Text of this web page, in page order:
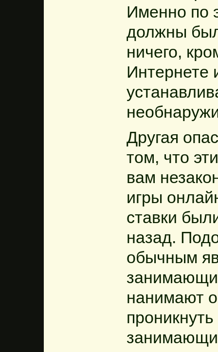
Именно по
должны
ничего,
Интернете
Другая
том, что
вам
игры
ставки
назад.
обычным
нанимают